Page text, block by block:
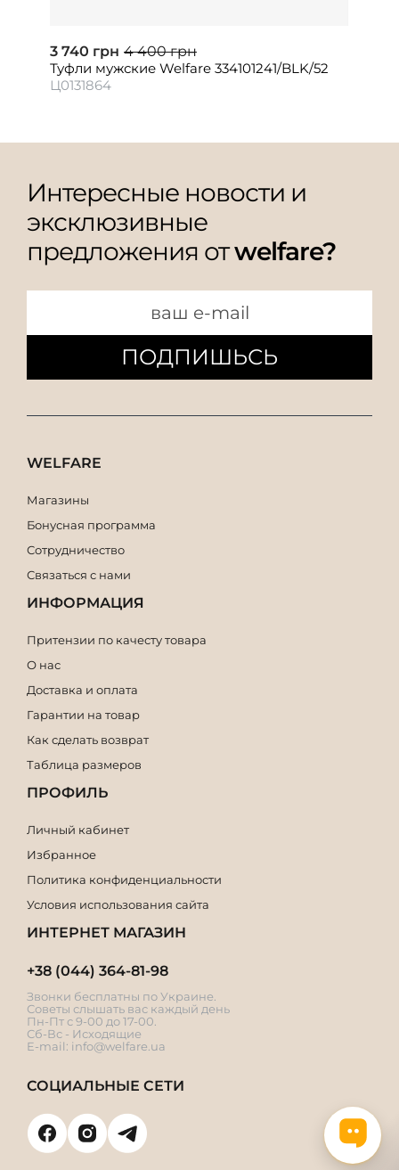
3 740 грн 4 400 грн
Туфли мужские Welfare 334101241/BLK/52
Ц0131864
Интересные новости и
эксклюзивные
предложения отwelfare?
ПОДПИШЬСЬ
WELFARE
Магазины
Бонусная программа
Сотрудничество
Связаться с нами
ИНФОРМАЦИЯ
Притензии по качесту товара
О нас
Доставка и оплата
Гарантии на товар
Как сделать возврат
Таблица размеров
ПРОФИЛЬ
Личный кабинет
Избранное
Политика конфиденциальности
Условия использования сайта
ИНТЕРНЕТ МАГАЗИН
+38 (044) 364-81-98
Звонки бесплатны по Украине.
Советы слышать вас каждый день
Пн-Пт с 9-00 до 17-00.
Сб-Вс - Исходящие
E-mail: info@welfare.ua
СОЦИАЛЬНЫЕ СЕТИ